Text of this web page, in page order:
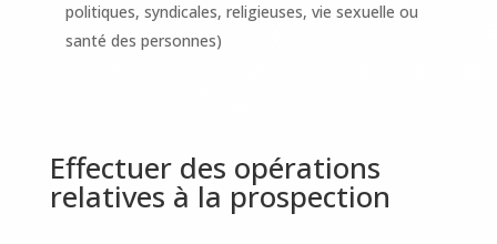
politiques, syndicales, religieuses, vie sexuelle ou
santé des personnes)
Effectuer des opérations
relatives à la prospection